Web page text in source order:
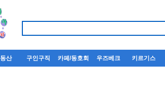
산 구인구직 카페/동호회 우즈베크 키르기스